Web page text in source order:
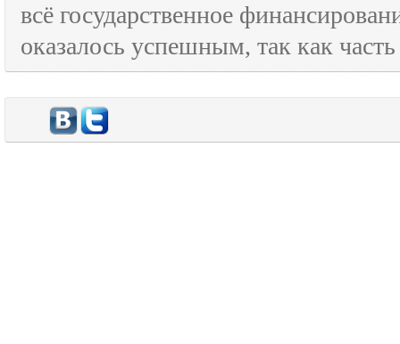
всё государственное
оказалось успешным, так как